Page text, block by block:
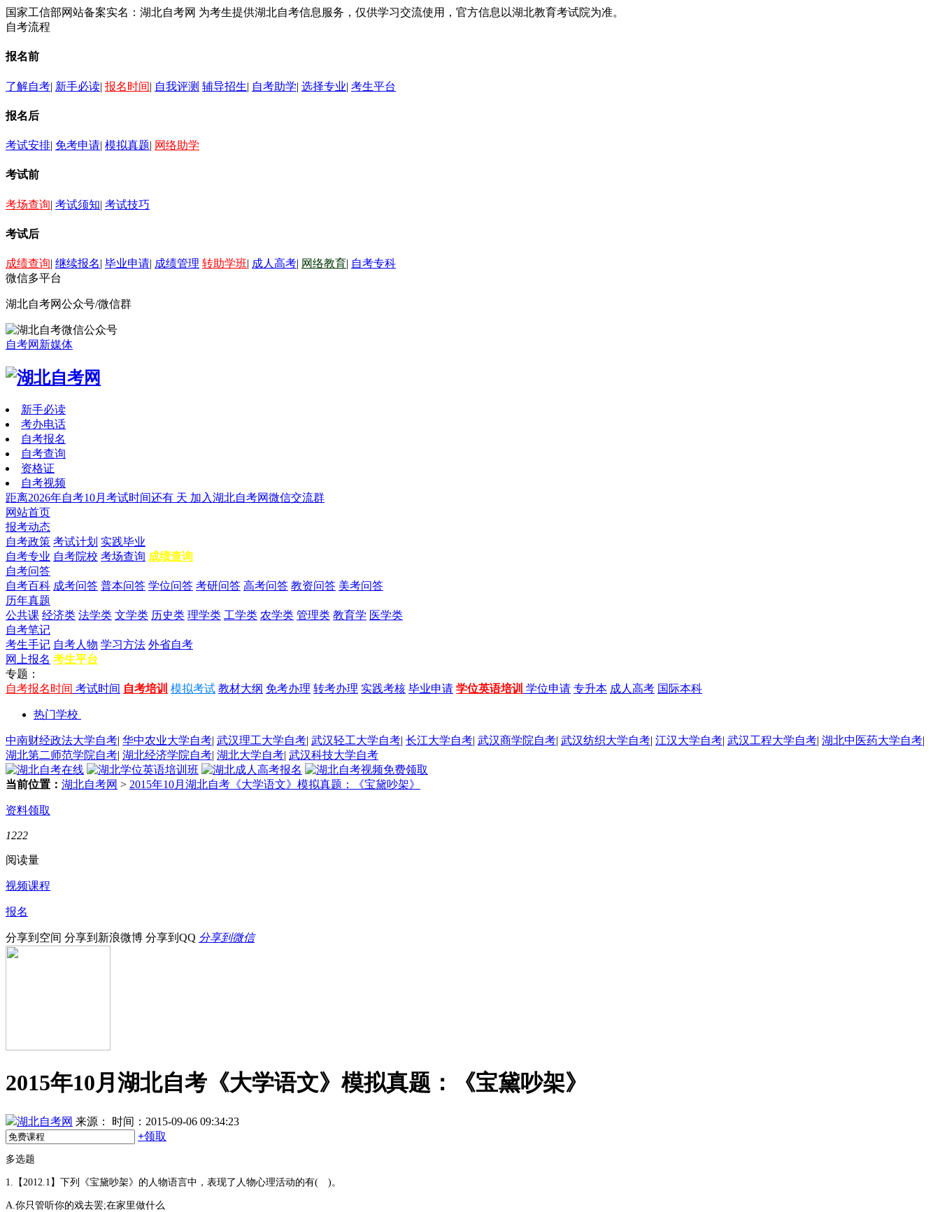
国家工信部网站备案实名：湖北自考网 为考生提供湖北自考信息服务，仅供学习交流使用，官方信息以湖北教育考试院为准。
自考流程
报名前
了解自考| 新手必读| 报名时间| 自我评测 辅导招生| 自考助学| 选择专业| 考生平台
报名后
考试安排| 免考申请| 模拟真题| 网络助学
考试前
考场查询| 考试须知| 考试技巧
考试后
成绩查询| 继续报名| 毕业申请| 成绩管理 转助学班| 成人高考| 网络教育| 自考专科
微信多平台
湖北自考网公众号/微信群
自考网新媒体
新手必读
考办电话
自考报名
自考查询
资格证
自考视频
距离2026年自考10月考试时间还有 天 加入湖北自考网微信交流群
网站首页
报考动态
自考政策 考试计划 实践毕业
自考专业 自考院校 考场查询 成绩查询
自考问答
自考百科 成考问答 普本问答 学位问答 考研问答 高考问答 教资问答 美考问答
历年真题
公共课 经济类 法学类 文学类 历史类 理学类 工学类 农学类 管理类 教育学 医学类
自考笔记
考生手记 自考人物 学习方法 外省自考
网上报名 考生平台
专题：
自考报名时间 考试时间 自考培训 模拟考试 教材大纲 免考办理 转考办理 实践考核 毕业申请 学位英语培训 学位申请 专升本 成人高考 国际本科
热门学校
中南财经政法大学自考| 华中农业大学自考| 武汉理工大学自考| 武汉轻工大学自考| 长江大学自考| 武汉商学院自考| 武汉纺织大学自考| 江汉大学自考| 武汉工程大学自考| 湖北中医药大学自考|
湖北第二师范学院自考| 湖北经济学院自考| 湖北大学自考| 武汉科技大学自考
当前位置： 湖北自考网 > 2015年10月湖北自考《大学语文》模拟真题：《宝黛吵架》
资料领取
1222
阅读量
视频课程
报名
分享到空间 分享到新浪微博 分享到QQ 分享到微信
2015年10月湖北自考《大学语文》模拟真题：《宝黛吵架》
湖北自考网 来源：
时间：2015-09-06 09:34:23
+领取
多选题
1.【2012.1】下列《宝黛吵架》的人物语言中，表现了人物心理活动的有( )。
A.你只管听你的戏去罢;在家里做什么